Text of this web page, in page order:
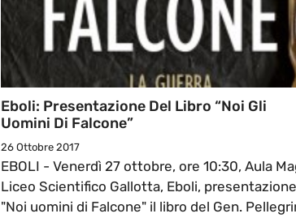
Eboli: Presentazione Del Libro “Noi Gli
Uomini Di Falcone”
26 Ottobre 2017
EBOLI - Venerdì 27 ottobre, ore 10:30, Aula
Liceo Scientifico Gallotta, Eboli,
"Noi uomini di Falcone" il libro del Gen.